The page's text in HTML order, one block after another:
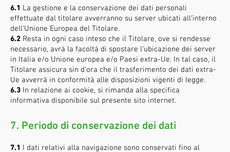
6.1 La gestione e la conservazione dei dati personali
effettuate dal titolare avverranno su server ubicati all’interno
dell’Unione Europea del Titolare.
6.2 Resta in ogni caso inteso che il Titolare, ove si rendesse
necessario, avrà la facoltà di spostare l’ubicazione dei server
in Italia e/o Unione europea e/o Paesi extra-Ue. In tal caso, il
Titolare assicura sin d’ora che il trasferimento dei dati extra-
Ue avverrà in conformità alle disposizioni vigenti di legge.
6.3 In relazione ai cookie, si rimanda alla specifica
informativa disponibile sul presente sito internet.
7. Periodo di conservazione dei dati
7.1 I dati relativi alla navigazione sono conservati fino al